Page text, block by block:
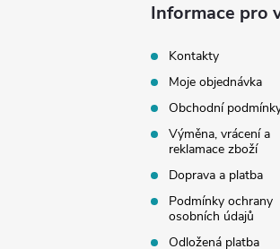
Informace pro
Kontakty
Moje objednávka
Obchodní
Výměna, vrácení a
reklamace zboží
Doprava a platba
Podmínky ochrany
osobních údajů
Odložená platba